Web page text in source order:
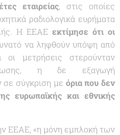
εταιρείας, στις οποίες
ραδιολογικά ευρήματα
Η ΕΕΑΕ εκτίμησε ότι οι
να ληφθούν υπόψη από
οι μετρήσεις στερούνταν
η δε εξαγωγή
σύγκριση με όρια που δεν
ευρωπαϊκής και εθνικής
ΕΕΑΕ, «η μόνη εμπλοκή των